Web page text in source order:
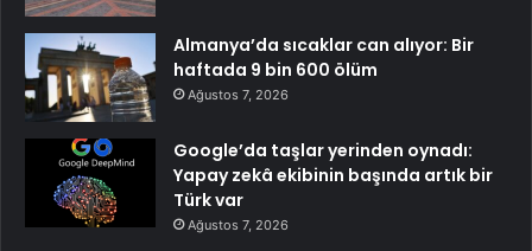
Almanya’da sıcaklar can alıyor: Bir
haftada 9 bin 600 ölüm
Ağustos 7, 2026
Google’da taşlar yerinden oynadı:
Yapay zekâ ekibinin başında artık bir
Türk var
Ağustos 7, 2026